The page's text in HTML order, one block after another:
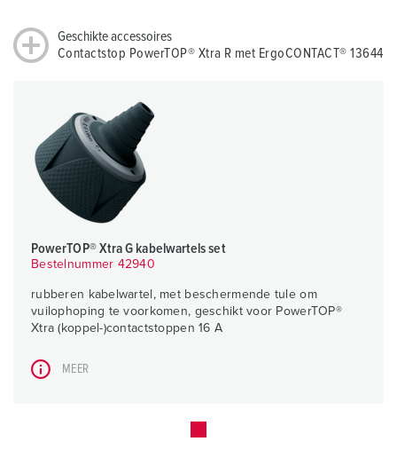
Geschikte accessoires
Contactstop PowerTOP® Xtra R met ErgoCONTACT® 13644
PowerTOP® Xtra G kabelwartels set
Bestelnummer 42940
rubberen kabelwartel, met beschermende tule om
vuilophoping te voorkomen, geschikt voor PowerTOP®
Xtra (koppel-)contactstoppen 16 A
MEER